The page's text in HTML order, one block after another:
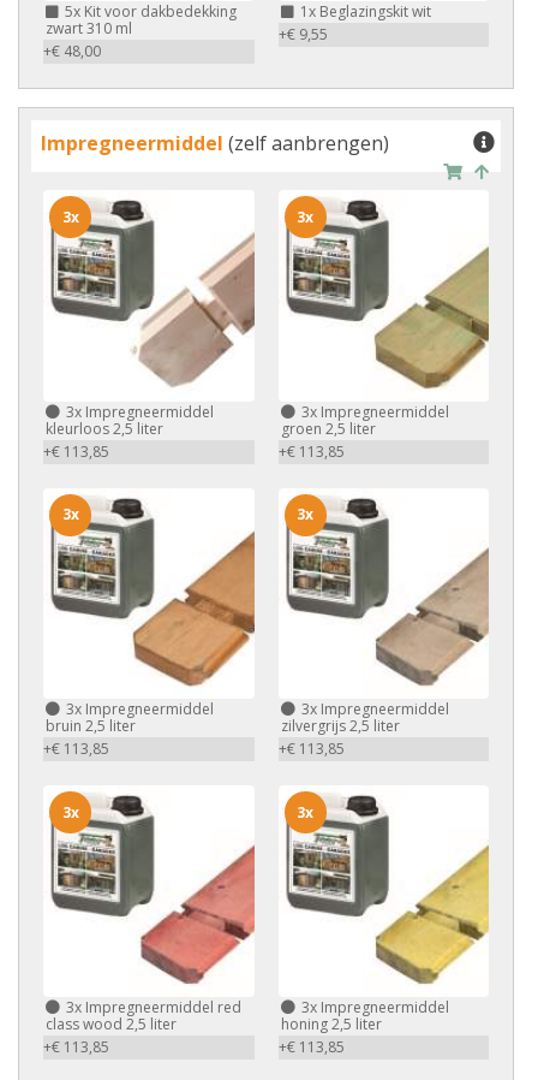
5x Kit voor dakbedekking
zwart 310 ml
+€ 48,00
1xBeglazingskit wit
+€ 9,55
Impregneermiddel (zelf aanbrengen)
3x Impregneermiddel
kleurloos 2,5 liter
+€ 113,85
3x
3xImpregneermiddel
groen 2,5 liter
+€ 113,85
3x
3x Impregneermiddel
bruin 2,5 liter
+€ 113,85
3x
3xImpregneermiddel
zilvergrijs 2,5 liter
+€ 113,85
3x
3x Impregneermiddel red
class wood 2,5 liter
+€ 113,85
3x
3xImpregneermiddel
honing 2,5 liter
+€ 113,85
3x